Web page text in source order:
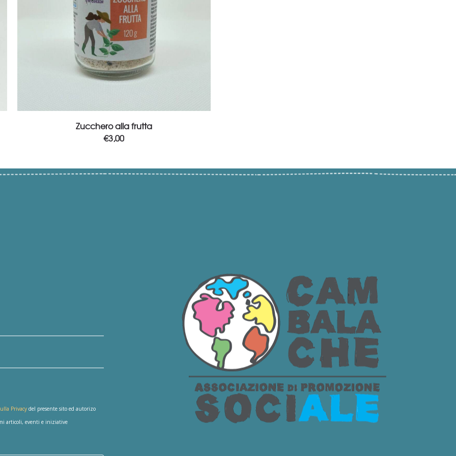
Add to cart
Zucchero alla frutta
€3,00
Privacy del presente sito ed autorizo
articoli, eventi e iniziative